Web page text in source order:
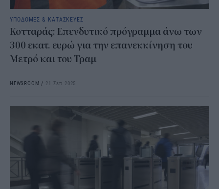
ΥΠΟΔΟΜΕΣ & ΚΑΤΑΣΚΕΥΕΣ
Κοτταράς: Επενδυτικό πρόγραμμα άνω των
300 εκατ. ευρώ για την επανεκκίνηση του
Μετρό και του Τραμ
NEWSROOM / 21 Σεπ 2025